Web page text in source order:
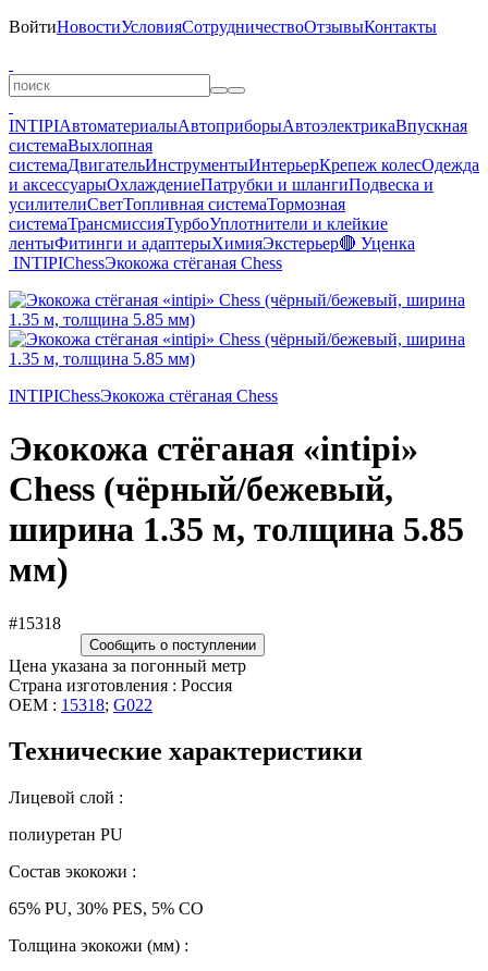
ВойтиНовостиУсловияСотрудничествоОтзывыКонтакты
INTIPIАвтоматериалыАвтоприборыАвтоэлектрикаВпускная
системаВыхлопная
системаДвигательИнструментыИнтерьерКрепеж колесОдежда
и аксессуарыОхлаждениеПатрубки и шлангиПодвеска и
усилителиСветТопливная системаТормозная
системаТрансмиссияТурбоУплотнители и клейкие
лентыФитинги и адаптерыХимияЭкстерьер🔴 Уценка
INTIPIChessЭкокожа стёганая Chess
INTIPIChessЭкокожа стёганая Chess
Экокожа стёганая «intipi»
Chess (чёрный/бежевый,
ширина 1.35 м, толщина 5.85
мм)
#15318
Сообщить о поступлении
Цена указана за погонный метр
Страна изготовления : Россия
OEM : 15318; G022
Технические характеристики
Лицевой слой :
полиуретан PU
Состав экокожи :
65% PU, 30% PES, 5% CO
Толщина экокожи (мм) :